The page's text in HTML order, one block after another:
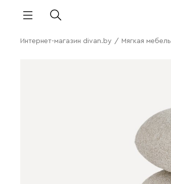
Интернет-магазин divan.by / Мягкая мебель